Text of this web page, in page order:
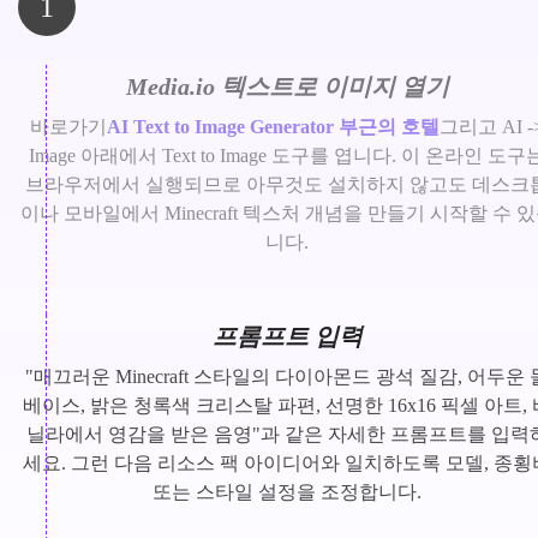
1
Media.io 텍스트로 이미지 열기
바로가기 AI Text to Image Generator 부근의 호텔 그리고 AI -
Image 아래에서 Text to Image 도구를 엽니다. 이 온라인 도구
브라우저에서 실행되므로 아무것도 설치하지 않고도 데스크
이나 모바일에서 Minecraft 텍스처 개념을 만들기 시작할 수
니다.
프롬프트 입력
"매끄러운 Minecraft 스타일의 다이아몬드 광석 질감, 어두운
베이스, 밝은 청록색 크리스탈 파편, 선명한 16x16 픽셀 아트,
닐라에서 영감을 받은 음영"과 같은 자세한 프롬프트를 입력
세요. 그런 다음 리소스 팩 아이디어와 일치하도록 모델, 종횡
또는 스타일 설정을 조정합니다.